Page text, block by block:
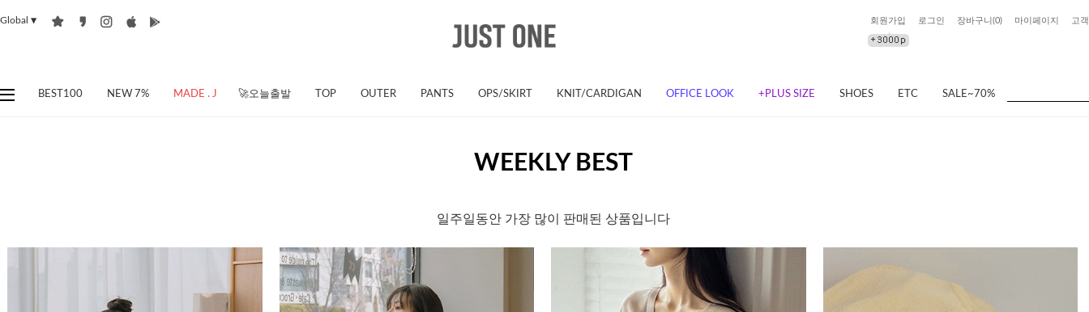
Global ▼ 회원가입 로그인 장바구니(0) 마이페이지 고
BEST100 NEW 7% MADE . J 🚀오늘출발 TOP OUTER PANTS OPS/SKIRT KNIT/CARDIGAN OFFICE LOOK +PLUS SIZE SHOES ETC SALE~70%
WEEKLY BEST
일주일동안 가장 많이 판매된 상품입니다